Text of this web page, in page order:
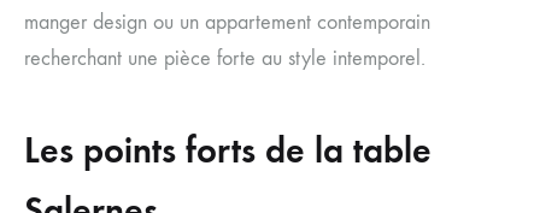
manger design ou un appartement contemporain
recherchant une pièce forte au style intemporel.
Les points forts de la table